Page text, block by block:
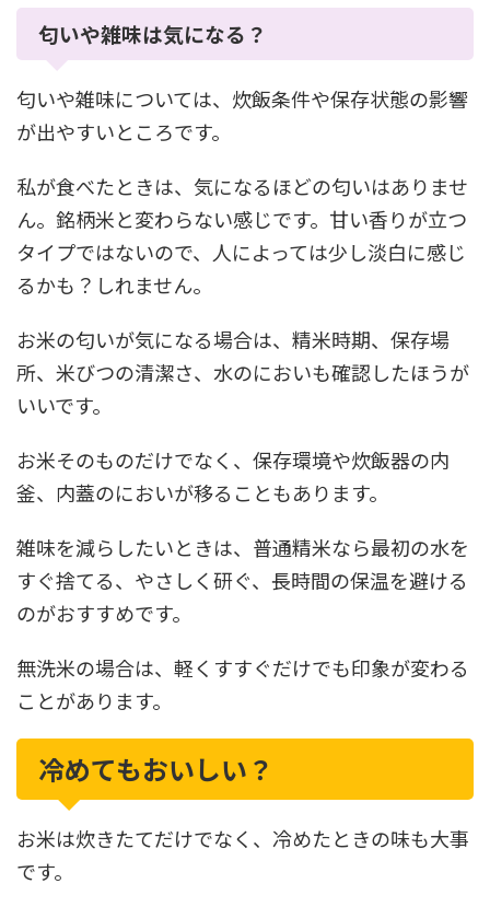
匂いや雑味は気になる？
匂いや雑味については、炊飯条件や保存状態の影響
が出やすいところです。
私が食べたときは、気になるほどの匂いはありませ
ん。銘柄米と変わらない感じです。甘い香りが立つ
タイプではないので、人によっては少し淡白に感じ
るかも？しれません。
お米の匂いが気になる場合は、精米時期、保存場
所、米びつの清潔さ、水のにおいも確認したほうが
いいです。
お米そのものだけでなく、保存環境や炊飯器の内
釜、内蓋のにおいが移ることもあります。
雑味を減らしたいときは、普通精米なら最初の水を
すぐ捨てる、やさしく研ぐ、長時間の保温を避ける
のがおすすめです。
無洗米の場合は、軽くすすぐだけでも印象が変わる
ことがあります。
冷めてもおいしい？
お米は炊きたてだけでなく、冷めたときの味も大事
です。